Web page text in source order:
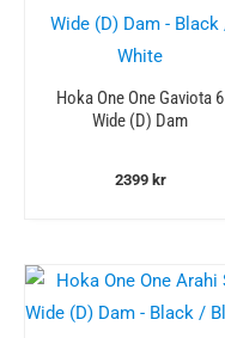
Hoka One One Gaviota 6
Wide (D) Dam
2399 kr